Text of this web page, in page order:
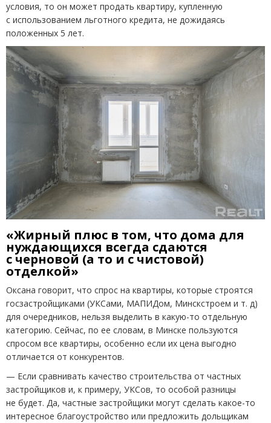
условия, то он может продать квартиру, купленную
с использованием льготного кредита, не дожидаясь
положенных 5 лет.
«Жирный плюс в том, что дома для
нуждающихся всегда сдаются
с черновой (а то и с чистовой)
отделкой»
Оксана говорит, что спрос на квартиры, которые строятся
госзастройщиками (УКСами, МАПИДом, Минскстроем и т. д)
для очередников, нельзя выделить в какую-то отдельную
категорию. Сейчас, по ее словам, в Минске пользуются
спросом все квартиры, особенно если их цена выгодно
отличается от конкурентов.
— Если сравнивать качество строительства от частных
застройщиков и, к примеру, УКСов, то особой разницы
не будет. Да, частные застройщики могут сделать какое-то
интересное благоустройство или предложить дольщикам